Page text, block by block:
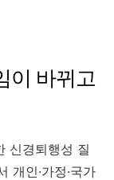
이 바뀌고
신경퇴행성 질
개인·가정·국가